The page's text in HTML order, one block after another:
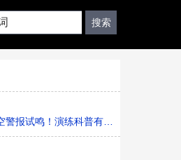
警报试鸣！演练科普有序进行，人防意